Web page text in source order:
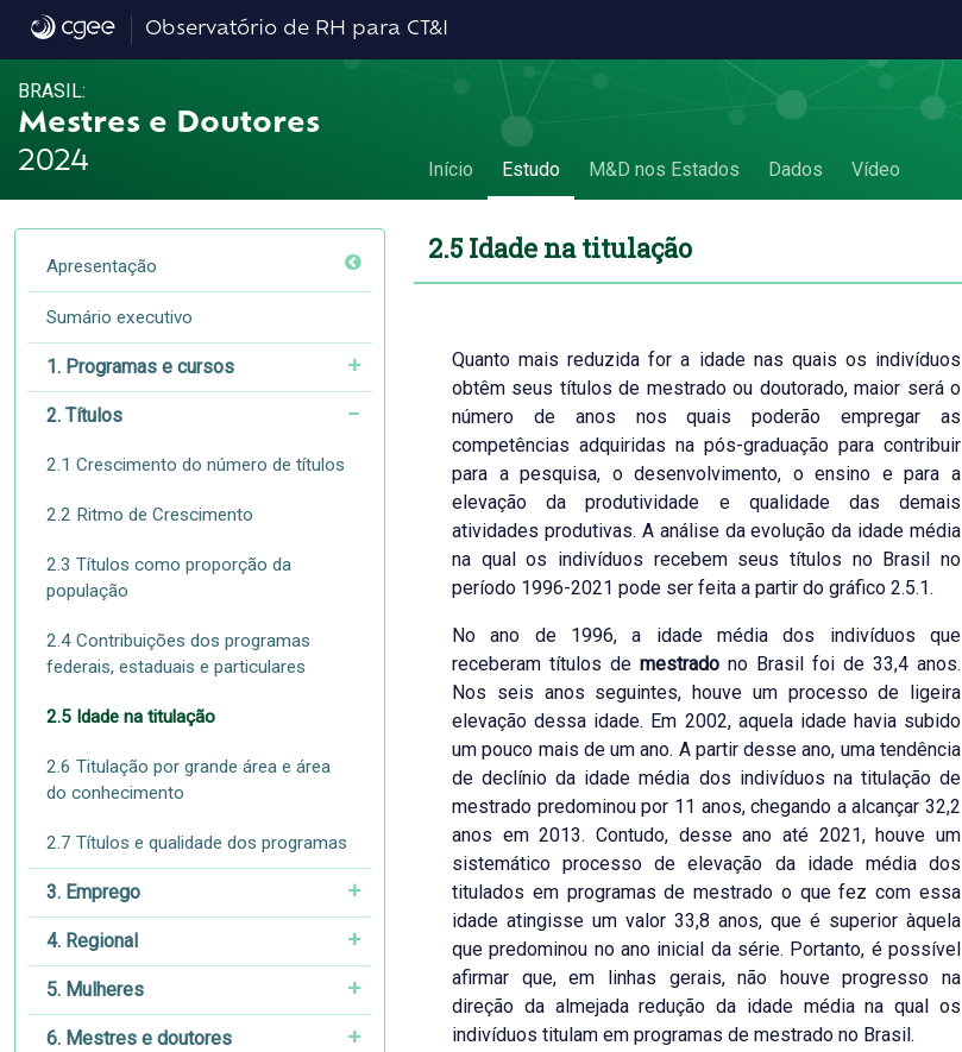
2.5 Idade na titulação - 2.5 Idade na titulação
Observatório de RH para CT&I
BRASIL:
Mestres e Doutores
2024
Início Estudo M&D nos Estados Dados Vídeo
Apresentação
Sumário executivo
1. Programas e cursos
2. Títulos
2.1 Crescimento do número de títulos
2.2 Ritmo de Crescimento
2.3 Títulos como proporção da
população
2.4 Contribuições dos programas
federais, estaduais e particulares
2.5 Idade na titulação
2.6 Titulação por grande área e área
do conhecimento
2.7 Títulos e qualidade dos programas
3. Emprego
4. Regional
5. Mulheres
6. Mestres e doutores
2.5 Idade na titulação
Quanto mais reduzida for a idade nas quais os indivíduos
obtêm seus títulos de mestrado ou doutorado, maior será o
número de anos nos quais poderão empregar as
competências adquiridas na pós-graduação para contribuir
para a pesquisa, o desenvolvimento, o ensino e para a
elevação da produtividade e qualidade das demais
atividades produtivas. A análise da evolução da idade média
na qual os indivíduos recebem seus títulos no Brasil no
período 1996-2021 pode ser feita a partir do gráfico 2.5.1.
No ano de 1996, a idade média dos indivíduos que
receberam títulos de mestrado no Brasil foi de 33,4 anos.
Nos seis anos seguintes, houve um processo de ligeira
elevação dessa idade. Em 2002, aquela idade havia subido
um pouco mais de um ano. A partir desse ano, uma tendência
de declínio da idade média dos indivíduos na titulação de
mestrado predominou por 11 anos, chegando a alcançar 32,2
anos em 2013. Contudo, desse ano até 2021, houve um
sistemático processo de elevação da idade média dos
titulados em programas de mestrado o que fez com essa
idade atingisse um valor 33,8 anos, que é superior àquela
que predominou no ano inicial da série. Portanto, é possível
afirmar que, em linhas gerais, não houve progresso na
direção da almejada redução da idade média na qual os
indivíduos titulam em programas de mestrado no Brasil.